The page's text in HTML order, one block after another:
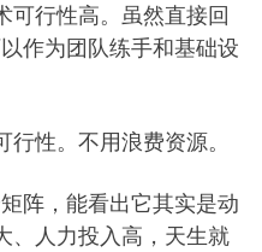
行性高。虽然直接回
作为团队练手和基础设
性。不用浪费资源。
阵，能看出它其实是动
、人力投入高，天生就